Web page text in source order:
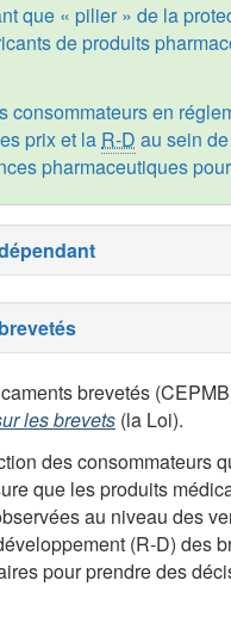
que « pilier » de la
de produits
consommateurs en
prix et la R-D au sein
pharmaceutiques
brevetés
les brevets (la Loi).
des consommateurs
que les produits
au niveau des
(R-D) des
pour prendre des